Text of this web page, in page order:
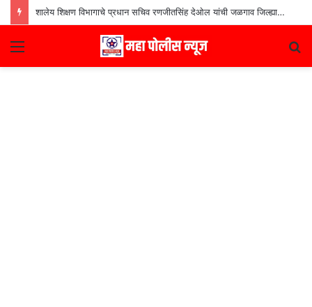
शालेय शिक्षण विभागाचे प्रधान सचिव रणजीतसिंह देओल यांची जळगाव जिल्ह्यातील शाळांना भेट
Menu